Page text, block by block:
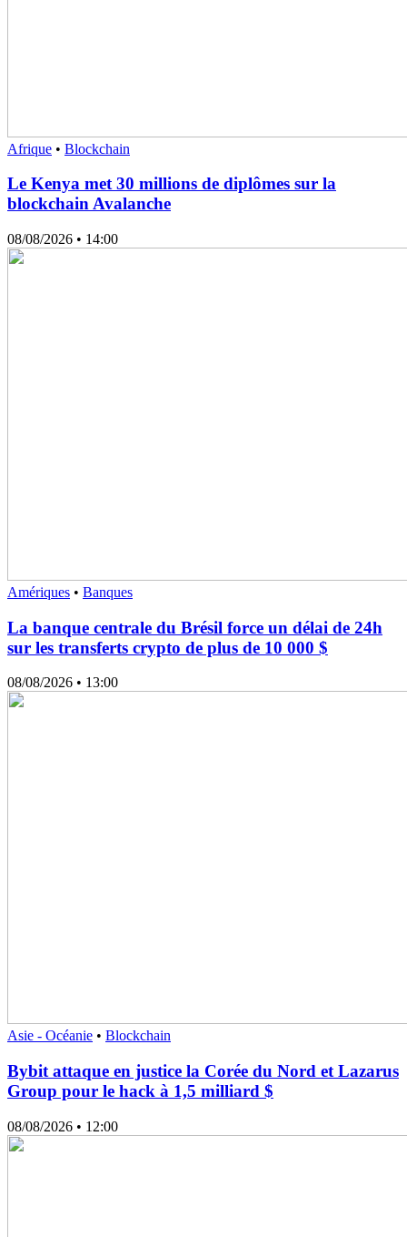
Afrique • Blockchain
Le Kenya met 30 millions de diplômes sur la
blockchain Avalanche
08/08/2026 • 14:00
Amériques • Banques
La banque centrale du Brésil force un délai de 24h
sur les transferts crypto de plus de 10 000 $
08/08/2026 • 13:00
Asie - Océanie • Blockchain
Bybit attaque en justice la Corée du Nord et Lazarus
Group pour le hack à 1,5 milliard $
08/08/2026 • 12:00